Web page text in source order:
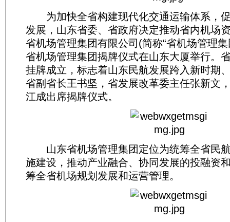
为加快全省构建现代化交通运输体系，
发展，山东省委、省政府决定推动省内机场
省机场管理集团有限公司(简称“省机场管理
省机场管理集团揭牌仪式在山东大厦举行。
挂牌成立，标志着山东民航发展跨入新时期
省副省长王书坚，省发展改革委主任张新文
江成出席揭牌仪式。
山东省机场管理集团定位为统筹全省民
施建设，推动产业融合、协同发展的投融资
筹全省机场规划发展和运营管理。